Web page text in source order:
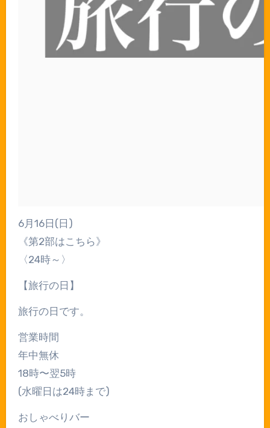
⁡6月16日(日)
《第2部はこちら》
〈24時～〉
【旅行の日】
旅行の日です。
⁡営業時間
年中無休
18時〜翌5時
(水曜日は24時まで)
おしゃべりバー